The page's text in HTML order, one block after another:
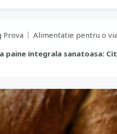
Prova
Alimentatie pentru o
paine integrala sanatoasa: